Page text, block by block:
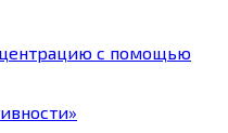
с помощью